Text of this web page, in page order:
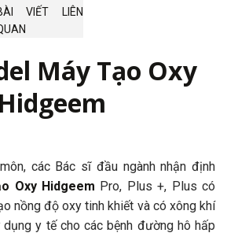
VIẾT LIÊN
Máy Tạo Oxy
Hidgeem
các Bác sĩ đầu ngành nhận định
Oxy Hidgeem Pro, Plus +, Plus có
nồng độ oxy tinh khiết và có xông khí
y tế cho các bệnh đường hô hấp